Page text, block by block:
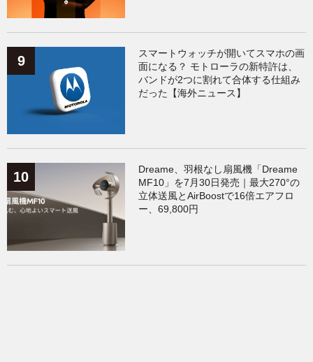
スマートウォッチが開いてスマホの画
面になる？ モトローラの新特許は、
バンドが2つに割れて合体する仕組み
だった【海外ニュース】
Dreame、羽根なし扇風機「Dreame
MF10」を7月30日発売｜最大270°の
立体送風とAirBoostで16倍エアフロ
ー、69,800円